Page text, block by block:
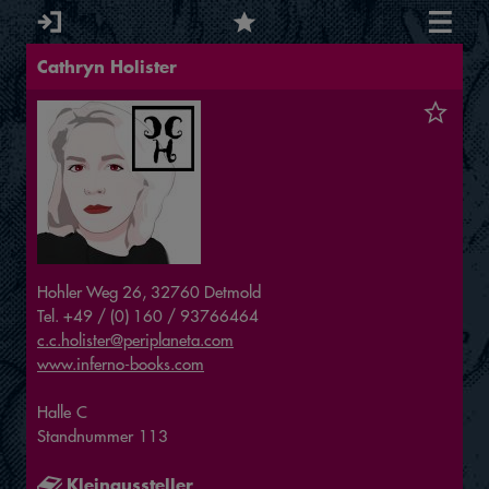
Cathryn Holister
Hohler Weg 26, 32760 Detmold
Tel. +49 / (0) 160 / 93766464
c.c.holister@periplaneta.com
www.inferno-books.com
Halle C
Standnummer 113
Kleinaussteller